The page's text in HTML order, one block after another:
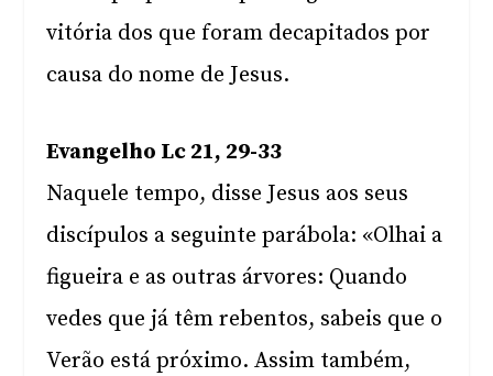
vitória dos que foram decapitados por
causa do nome de Jesus.
Evangelho Lc 21, 29-33
Naquele tempo, disse Jesus aos seus
discípulos a seguinte parábola: «Olhai a
figueira e as outras árvores: Quando
vedes que já têm rebentos, sabeis que o
Verão está próximo. Assim também,